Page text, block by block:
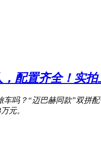
配置齐全！实
车吗？“迈巴赫同款”双
元。